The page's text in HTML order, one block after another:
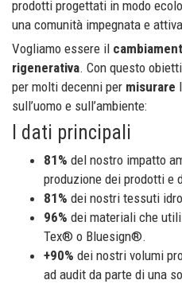
prodotti progettati in modo
una comunità impegnata e
Vogliamo essere il
rigenerativa. Con questo
per molti decenni per misurare
sull’uomo e sull’ambiente:
I dati principali
81% del nostro impatto
produzione dei prodotti e
81% dei nostri tessuti
96% dei materiali che
Tex® o Bluesign®.
+90% dei nostri volumi
ad audit da parte di una